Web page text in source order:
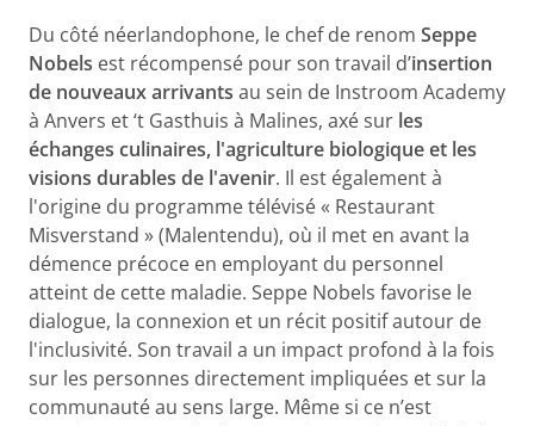
Du côté néerlandophone, le chef de renom Seppe
Nobels est récompensé pour son travail d’insertion
de nouveaux arrivants au sein de Instroom Academy
à Anvers et ‘t Gasthuis à Malines, axé sur les
échanges culinaires, l'agriculture biologique et les
visions durables de l'avenir. Il est également à
l'origine du programme télévisé « Restaurant
Misverstand » (Malentendu), où il met en avant la
démence précoce en employant du personnel
atteint de cette maladie. Seppe Nobels favorise le
dialogue, la connexion et un récit positif autour de
l'inclusivité. Son travail a un impact profond à la fois
sur les personnes directement impliquées et sur la
communauté au sens large. Même si ce n’est